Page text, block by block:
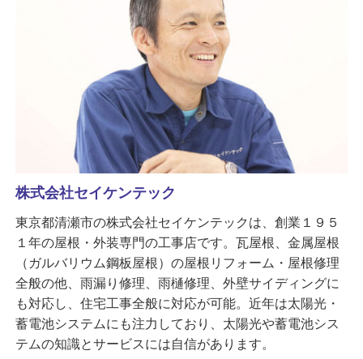
株式会社セイケンテック
東京都清瀬市の株式会社セイケンテックは、創業１９５
１年の屋根・外装専門の工事店です。瓦屋根、金属屋根
（ガルバリウム鋼板屋根）の屋根リフォーム・屋根修理
全般の他、雨漏り修理、雨樋修理、外壁サイディングに
も対応し、住宅工事全般に対応が可能。近年は太陽光・
蓄電池システムにも注力しており、太陽光や蓄電池シス
テムの知識とサービスには自信があります。